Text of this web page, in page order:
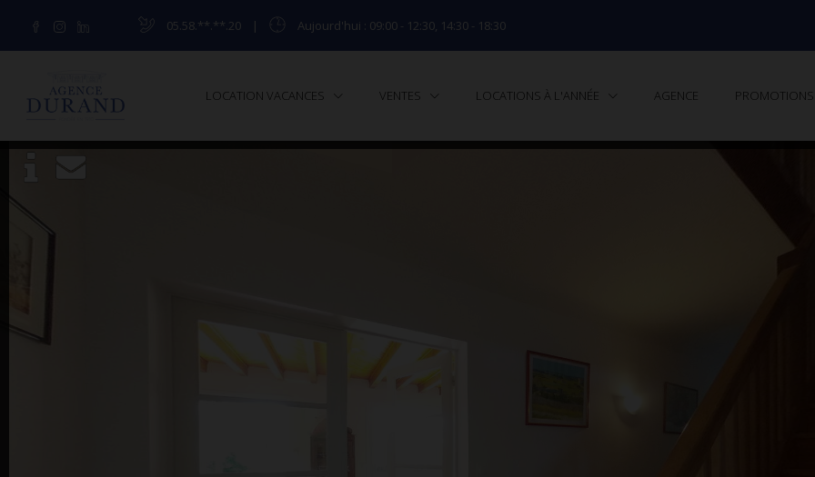
05.58.**.**.20 | Aujourd'hui : 09:00 - 12:30, 14:30 - 18:30
LOCATION VACANCES VENTES LOCATIONS À L'ANNÉE AGENCE PROMOTIONS